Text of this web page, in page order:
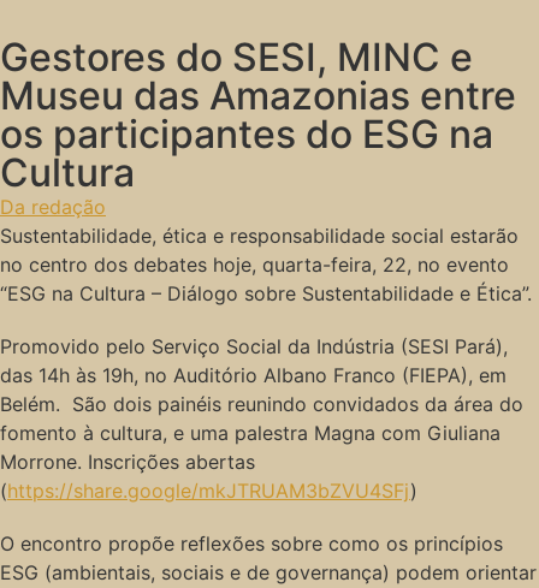
Gestores do SESI, MINC e
Museu das Amazonias entre
os participantes do ESG na
Cultura
Da redação
Sustentabilidade, ética e responsabilidade social estarão
no centro dos debates hoje, quarta-feira, 22, no evento
“ESG na Cultura – Diálogo sobre Sustentabilidade e Ética”.
Promovido pelo Serviço Social da Indústria (SESI Pará),
das 14h às 19h, no Auditório Albano Franco (FIEPA), em
Belém. São dois painéis reunindo convidados da área do
fomento à cultura, e uma palestra Magna com Giuliana
Morrone. Inscrições abertas
(https://share.google/mkJTRUAM3bZVU4SFj)
O encontro propõe reflexões sobre como os princípios
ESG (ambientais, sociais e de governança) podem orientar